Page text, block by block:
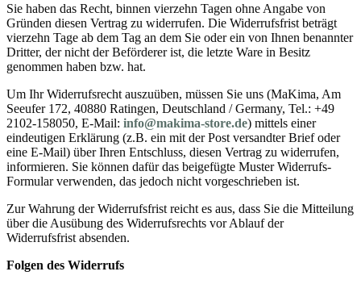
Sie haben das Recht, binnen vierzehn Tagen ohne Angabe von
Gründen diesen Vertrag zu widerrufen. Die Widerrufsfrist beträgt
vierzehn Tage ab dem Tag an dem Sie oder ein von Ihnen benannter
Dritter, der nicht der Beförderer ist, die letzte Ware in Besitz
genommen haben bzw. hat.
Um Ihr Widerrufsrecht auszuüben, müssen Sie uns (MaKima, Am
Seeufer 172, 40880 Ratingen, Deutschland / Germany, Tel.: +49
2102-158050, E-Mail: info@makima-store.de) mittels einer
eindeutigen Erklärung (z.B. ein mit der Post versandter Brief oder
eine E-Mail) über Ihren Entschluss, diesen Vertrag zu widerrufen,
informieren. Sie können dafür das beigefügte Muster Widerrufs-
Formular verwenden, das jedoch nicht vorgeschrieben ist.
Zur Wahrung der Widerrufsfrist reicht es aus, dass Sie die Mitteilung
über die Ausübung des Widerrufsrechts vor Ablauf der
Widerrufsfrist absenden.
Folgen des Widerrufs